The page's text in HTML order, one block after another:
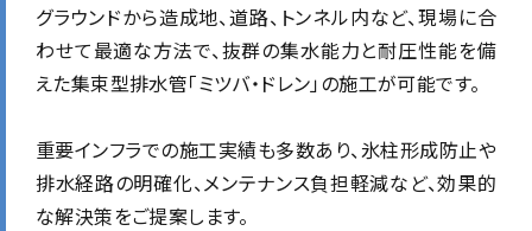
グラウンドから造成地、道路、トンネル内など、現場に合
わせて最適な方法で、抜群の集水能力と耐圧性能を備
えた集束型排水管「ミツバ・ドレン」の施工が可能です。
重要インフラでの施工実績も多数あり、氷柱形成防止や
排水経路の明確化、メンテナンス負担軽減など、効果的
な解決策をご提案します。